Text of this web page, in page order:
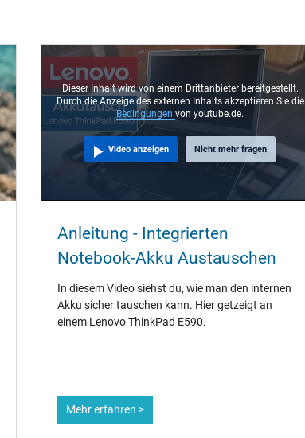
Dieser Inhalt wird von einem Drittanbieter bereitgestellt.
Durch die Anzeige des externen Inhalts akzeptieren Sie die
Bedingungen von youtube.de.
Video anzeigen Nicht mehr fragen
Anleitung - Integrierten
Notebook-Akku Austauschen
In diesem Video siehst du, wie man den internen
Akku sicher tauschen kann. Hier getzeigt an
einem Lenovo ThinkPad E590.
Mehr erfahren >